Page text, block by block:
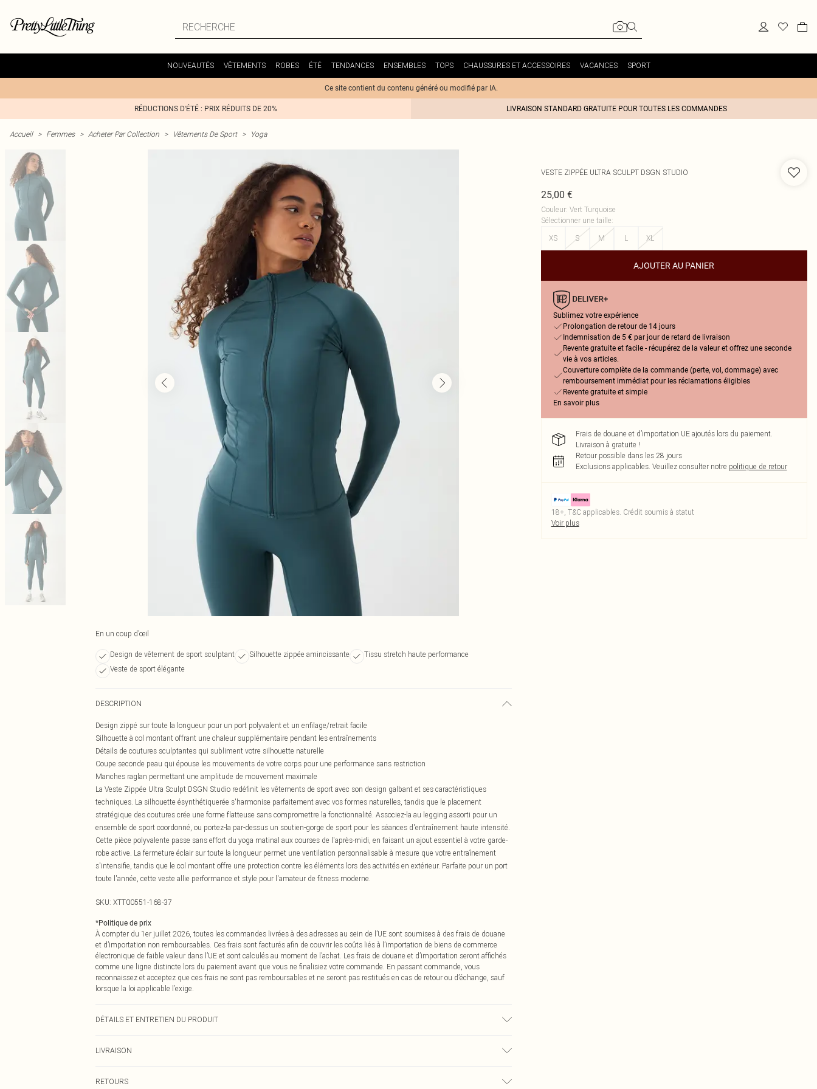
NOUVEAUTÉS VÊTEMENTS ROBES ÉTÉ TENDANCES ENSEMBLES TOPS CHAUSSURES ET ACCESSOIRES VACANCES SPORT
Ce site contient du contenu généré ou modifié par IA.
RÉDUCTIONS D'ÉTÉ : PRIX RÉDUITS DE 20% LIVRAISON STANDARD GRATUITE POUR TOUTES LES COMMANDES
Accueil > Femmes > Acheter Par Collection > Vêtements De Sport > Yoga
En un coup d’œil
Design de vêtement de sport sculptant Silhouette zippée amincissante
Tissu stretch haute performance
Veste de sport élégante
DESCRIPTION
Design zippé sur toute la longueur pour un port polyvalent et un enfilage/retrait facile
Silhouette à col montant offrant une chaleur supplémentaire pendant les entraînements
Détails de coutures sculptantes qui subliment votre silhouette naturelle
Coupe seconde peau qui épouse les mouvements de votre corps pour une performance sans restriction
Manches raglan permettant une amplitude de mouvement maximale
La Veste Zippée Ultra Sculpt DSGN Studio redéfinit les vêtements de sport avec son design galbant et ses caractéristiques
techniques. La silhouette ésynthétiquerée s'harmonise parfaitement avec vos formes naturelles, tandis que le placement
stratégique des coutures crée une forme flatteuse sans compromettre la fonctionnalité. Associez-la au legging assorti pour un
ensemble de sport coordonné, ou portez-la par-dessus un soutien-gorge de sport pour les séances d'entraînement haute intensité.
Cette pièce polyvalente passe sans effort du yoga matinal aux courses de l'après-midi, en faisant un ajout essentiel à votre garde-
robe active. La fermeture éclair sur toute la longueur permet une ventilation personnalisable à mesure que votre entraînement
s'intensifie, tandis que le col montant offre une protection contre les éléments lors des activités en extérieur. Parfaite pour un port
toute l'année, cette veste allie performance et style pour l'amateur de fitness moderne.
SKU: XTT00551-168-37
*Politique de prix
À compter du 1er juillet 2026, toutes les commandes livrées à des adresses au sein de l’UE sont soumises à des frais de douane
et d’importation non remboursables. Ces frais sont facturés afin de couvrir les coûts liés à l’importation de biens de commerce
électronique de faible valeur dans l’UE et sont calculés au moment de l’achat. Les frais de douane et d’importation seront affichés
comme une ligne distincte lors du paiement avant que vous ne finalisiez votre commande. En passant commande, vous
reconnaissez et acceptez que ces frais ne sont pas remboursables et ne seront pas restitués en cas de retour ou d’échange, sauf
lorsque la loi applicable l’exige.
DÉTAILS ET ENTRETIEN DU PRODUIT
LIVRAISON
RETOURS
VESTE ZIPPÉE ULTRA SCULPT DSGN STUDIO
25,00 €
Couleur: Vert Turquoise
Sélectionner une taille:
XS
S M L XL
AJOUTER AU PANIER
Sublimez votre expérience
Prolongation de retour de 14 jours
Indemnisation de 5 € par jour de retard de livraison
Revente gratuite et facile - récupérez de la valeur et offrez une seconde
vie à vos articles.
Couverture complète de la commande (perte, vol, dommage) avec
remboursement immédiat pour les réclamations éligibles
Revente gratuite et simple
En savoir plus
Frais de douane et d’importation UE ajoutés lors du paiement.
Livraison à gratuite !
Retour possible dans les 28 jours
Exclusions applicables. Veuillez consulter notre politique de retour
18+, T&C applicables. Crédit soumis à statut
Voir plus